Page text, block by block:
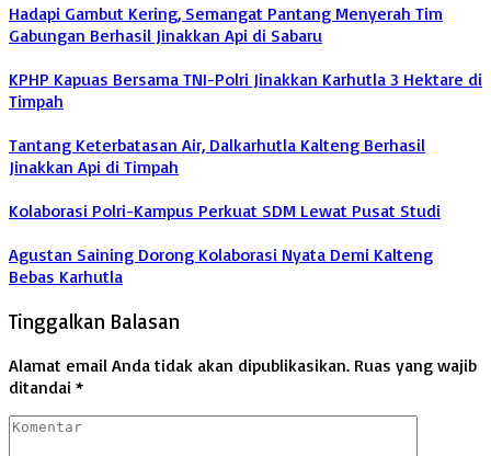
Hadapi Gambut Kering, Semangat Pantang Menyerah Tim
Gabungan Berhasil Jinakkan Api di Sabaru
KPHP Kapuas Bersama TNI-Polri Jinakkan Karhutla 3 Hektare di
Timpah
Tantang Keterbatasan Air, Dalkarhutla Kalteng Berhasil
Jinakkan Api di Timpah
Kolaborasi Polri-Kampus Perkuat SDM Lewat Pusat Studi
Agustan Saining Dorong Kolaborasi Nyata Demi Kalteng
Bebas Karhutla
Tinggalkan Balasan
Alamat email Anda tidak akan dipublikasikan. Ruas yang wajib
ditandai *